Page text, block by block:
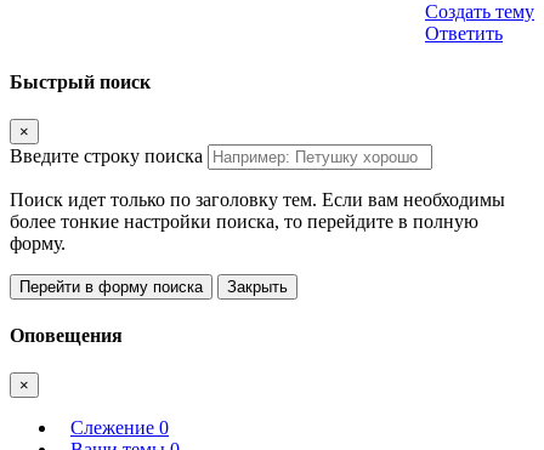
Создать тему
Ответить
Быстрый поиск
×
Введите строку поиска
Поиск идет только по заголовку тем. Если вам необходимы
более тонкие настройки поиска, то перейдите в полную
форму.
Перейти в форму поиска Закрыть
Оповещения
×
Слежение 0